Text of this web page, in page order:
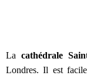
La cathédrale
Londres. Il est